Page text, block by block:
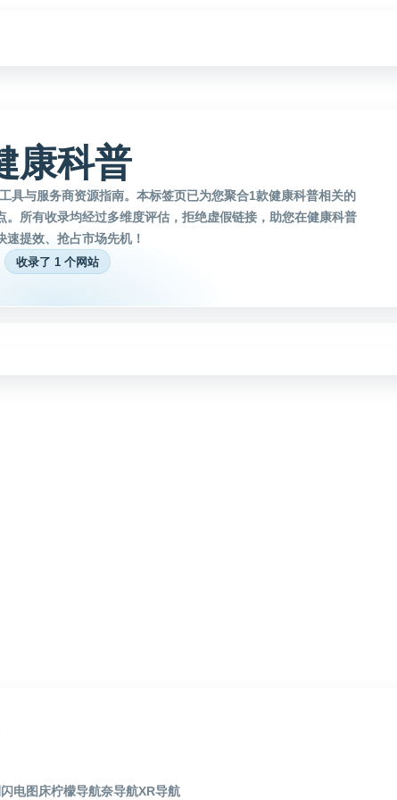
康科普
具与服务商资源指南。本标签页已为您聚合1款健康科普相关的
所有收录均经过多维度评估，拒绝虚假链接，助您在健康科普
速提效、抢占市场先机！
收录了 1 个网站
闪电图床柠檬导航奈导航XR导航